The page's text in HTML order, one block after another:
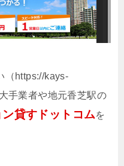
（https://kays-
手業者や地元香芝駅の
貸すドットコムを